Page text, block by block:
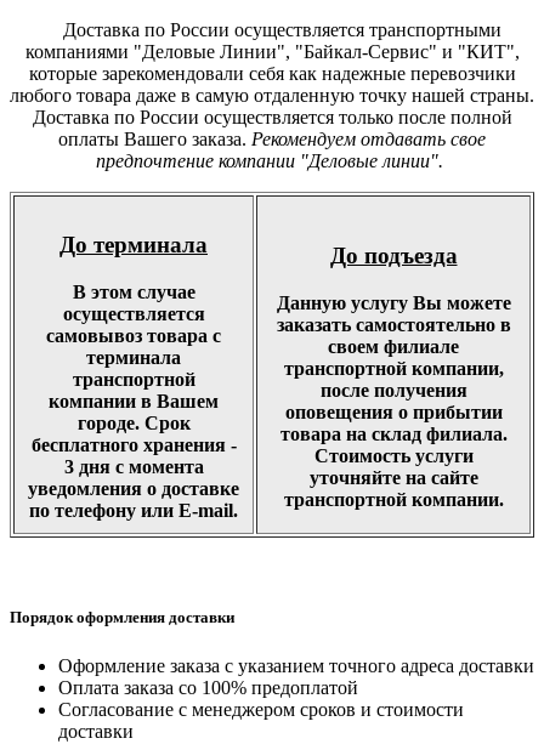
Доставка по России осуществляется транспортными
компаниями "Деловые Линии", "Байкал-Сервис" и "КИТ",
которые зарекомендовали себя как надежные перевозчики
любого товара даже в самую отдаленную точку нашей страны.
Доставка по России осуществляется только после полной
оплаты Вашего заказа. Рекомендуем отдавать свое
предпочтение компании "Деловые линии".
До терминала
В этом случае
осуществляется
самовывоз товара с
терминала
транспортной
компании в Вашем
городе. Срок
бесплатного хранения -
3 дня с момента
уведомления о доставке
по телефону или E-mail.
До подъезда
Данную услугу Вы можете
заказать самостоятельно в
своем филиале
транспортной компании,
после получения
оповещения о прибытии
товара на склад филиала.
Стоимость услуги
уточняйте на сайте
транспортной компании.
Порядок оформления доставки
Оформление заказа с указанием точного адреса доставки
Оплата заказа со 100% предоплатой
Согласование с менеджером сроков и стоимости
доставки